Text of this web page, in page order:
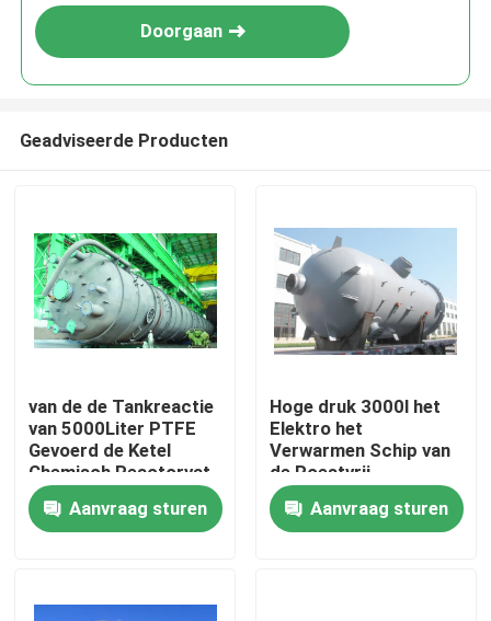
Thuis
Doorgaan
Geadviseerde Producten
van de de Tankreactie
van 5000Liter PTFE
Gevoerd de Ketel
Chemisch Reactorvat
Aanvraag sturen
Hoge druk 3000l het
Elektro het
Verwarmen Schip van
de Roestvrij
staalreactie
Aanvraag sturen